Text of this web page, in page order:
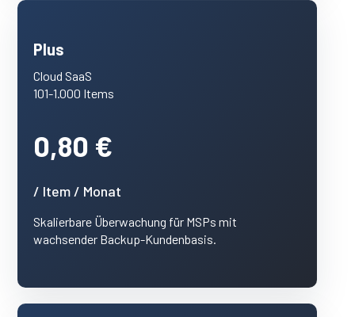
Plus
Cloud SaaS
101-1.000 Items
0,80 €
/ Item / Monat
Skalierbare Überwachung für MSPs mit
wachsender Backup-Kundenbasis.